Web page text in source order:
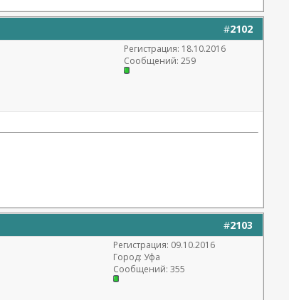
#2102
Регистрация: 18.10.2016
Сообщений: 259
#2103
Регистрация: 09.10.2016
Город: Уфа
Сообщений: 355